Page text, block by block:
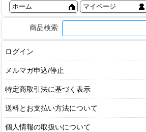
ホーム マイページ
商品検索
ログイン
メルマガ申込/停止
特定商取引法に基づく表示
送料とお支払い方法について
個人情報の取扱いについて